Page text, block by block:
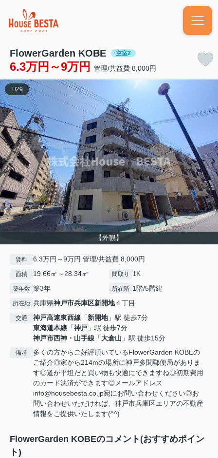
FlowerGarden KOBE 空室2
6.3万円～9万円 管理/共益費 8,000円
【外観】
1 /29
賃料 6.3万円～9万円 管理/共益費 8,000円
面積 19.66㎡～28.34㎡ 間取り 1K
築年数 築3年 所在階 1階/5階建
所在地 兵庫県神戸市兵庫区新開地４丁目
交通 神戸高速東西線 「新開地」駅 徒歩7分
東海道本線 「神戸 」駅 徒歩7分
神戸市西神・山手線 「大倉山 」駅 徒歩15分
備考
多くの方からご好評頂いているFlowerGarden KOBEの
ご紹介◎家から214mの場所に神戸多聞郵便局がありま
す◎道が平坦だと買い物も快適にできますね◎初期費用
のカード決済ができます◎メールアドレス
info@housebesta.co.jp宛にお問い合わせください◎お
問い合わせいただければ、神戸市兵庫区エリアの不動産
情報をご提供いたします(^^)
FlowerGarden KOBEのコメント(おすすめポイン
ト)